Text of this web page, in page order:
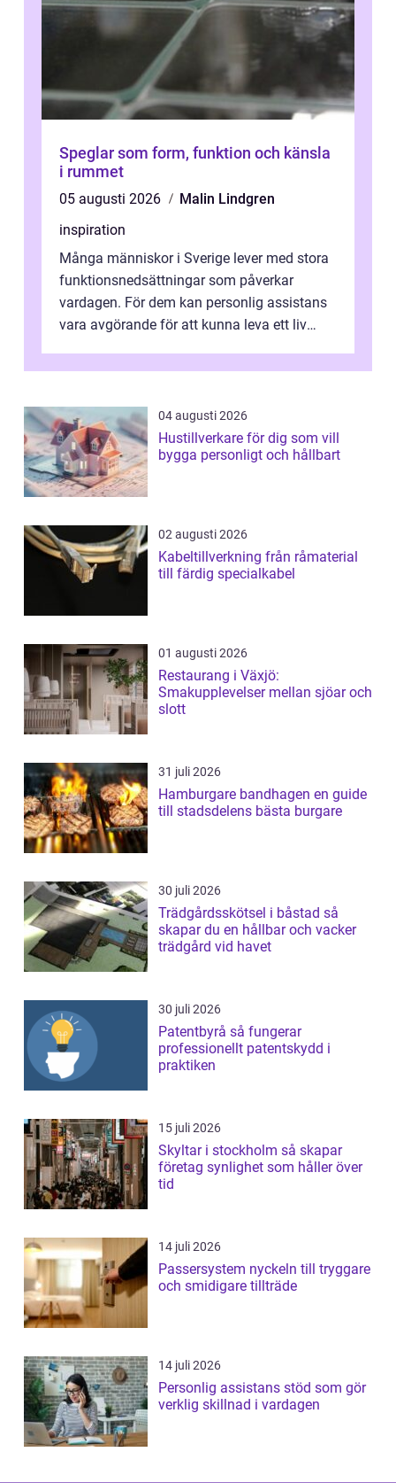
Speglar som form, funktion och känsla
i rummet
05 augusti 2026
Malin Lindgren
inspiration
Många människor i Sverige lever med stora
funktionsnedsättningar som påverkar
vardagen. För dem kan personlig assistans
vara avgörande för att kunna leva ett liv
04 augusti 2026
Hustillverkare för dig som vill
bygga personligt och hållbart
02 augusti 2026
Kabeltillverkning från råmaterial
till färdig specialkabel
01 augusti 2026
Restaurang i Växjö:
Smakupplevelser mellan sjöar och
slott
31 juli 2026
Hamburgare bandhagen en guide
till stadsdelens bästa burgare
30 juli 2026
Trädgårdsskötsel i båstad så
skapar du en hållbar och vacker
trädgård vid havet
30 juli 2026
Patentbyrå så fungerar
professionellt patentskydd i
praktiken
15 juli 2026
Skyltar i stockholm så skapar
företag synlighet som håller över
tid
14 juli 2026
Passersystem nyckeln till tryggare
och smidigare tillträde
14 juli 2026
Personlig assistans stöd som gör
verklig skillnad i vardagen